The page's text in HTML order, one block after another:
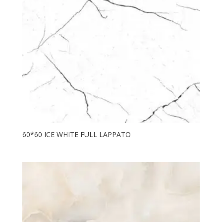
60*60 ICE WHITE FULL LAPPATO